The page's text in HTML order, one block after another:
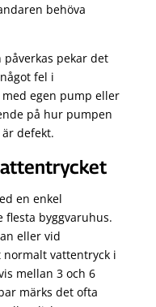
behöva
pekar det
fel i
egen pump eller
på hur pumpen
defekt.
en enkel
flesta byggvaruhus.
eller vid
vattentryck i
mellan 3 och 6
märks det ofta